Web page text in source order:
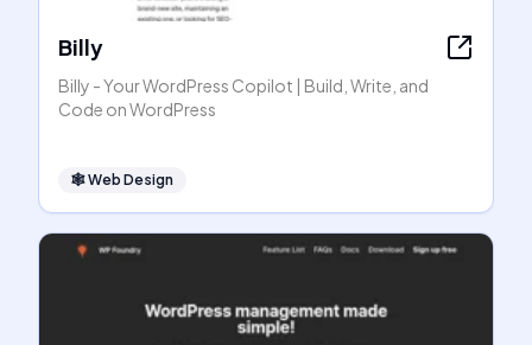
Billy
Billy - Your WordPress Copilot | Build, Write, and
Code on WordPress
🕸Web Design